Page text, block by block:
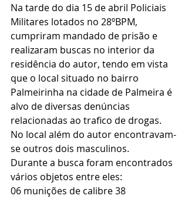
Na tarde do dia 15 de abril Policiais
Militares lotados no 28ºBPM,
cumpriram mandado de prisão e
realizaram buscas no interior da
residência do autor, tendo em vista
que o local situado no bairro
Palmeirinha na cidade de Palmeira é
alvo de diversas denúncias
relacionadas ao trafico de drogas.
No local além do autor encontravam-
se outros dois masculinos.
Durante a busca foram encontrados
vários objetos entre eles:
06 munições de calibre 38